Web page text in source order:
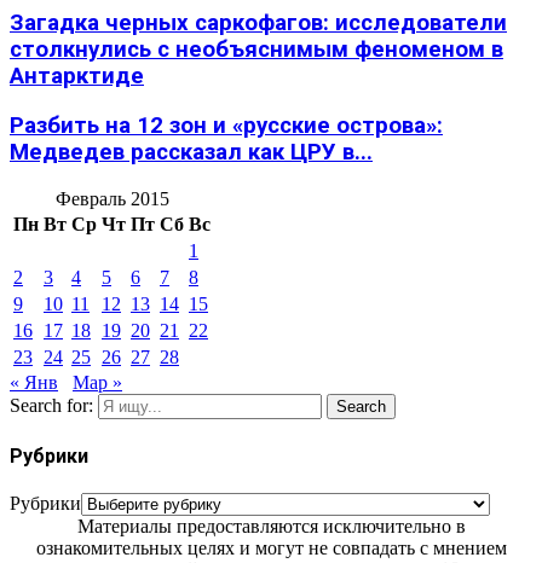
Загадка черных саркофагов: исследователи
столкнулись с необъяснимым феноменом в
Антарктиде
Разбить на 12 зон и «русские острова»:
Медведев рассказал как ЦРУ в...
Февраль 2015
Пн Вт Ср Чт Пт Сб Вс
1
2
3 4 5 6 7
8
9
10 11 12 13 14 15
16 17 18 19 20 21
22
23 24 25 26 27 28
« Янв
Мар »
Search for:
Search
Рубрики
Рубрики
Материалы предоставляются исключительно в
ознакомительных целях и могут не совпадать с мнением